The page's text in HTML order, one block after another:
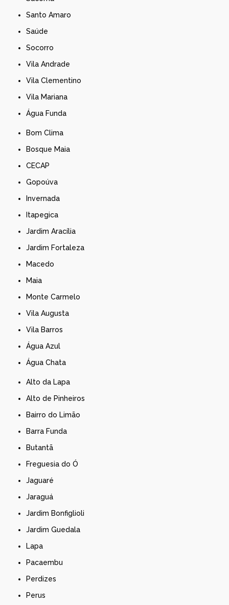
Santo Amaro
Saúde
Socorro
Vila Andrade
Vila Clementino
Vila Mariana
Água Funda
Bom Clima
Bosque Maia
CECAP
Gopoúva
Invernada
Itapegica
Jardim Aracília
Jardim Fortaleza
Macedo
Maia
Monte Carmelo
Vila Augusta
Vila Barros
Água Azul
Água Chata
Alto da Lapa
Alto de Pinheiros
Bairro do Limão
Barra Funda
Butantã
Freguesia do Ó
Jaguaré
Jaraguá
Jardim Bonfiglioli
Jardim Guedala
Lapa
Pacaembu
Perdizes
Perus